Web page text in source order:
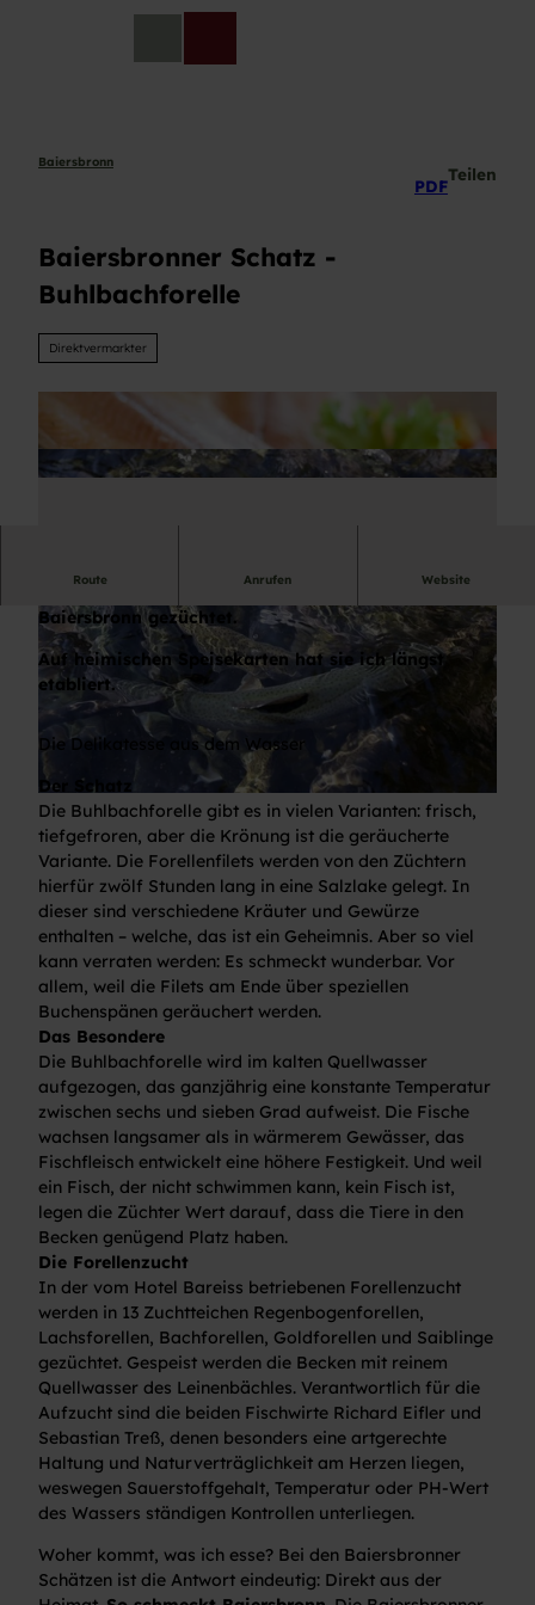
Baiersbronn
PDF
Teilen
Baiersbronner Schatz -
Buhlbachforelle
Direktvermarkter
Route Anrufen Website
Baiersbronn gezüchtet.
Auf heimischen Speisekarten hat sie ich längst
etabliert.
Die Delikatesse aus dem Wasser
Der Schatz
Die Buhlbachforelle gibt es in vielen Varianten: frisch,
tiefgefroren, aber die Krönung ist die geräucherte
Variante. Die Forellenfilets werden von den Züchtern
hierfür zwölf Stunden lang in eine Salzlake gelegt. In
dieser sind verschiedene Kräuter und Gewürze
enthalten – welche, das ist ein Geheimnis. Aber so viel
kann verraten werden: Es schmeckt wunderbar. Vor
allem, weil die Filets am Ende über speziellen
Buchenspänen geräuchert werden.
Das Besondere
Die Buhlbachforelle wird im kalten Quellwasser
aufgezogen, das ganzjährig eine konstante Temperatur
zwischen sechs und sieben Grad aufweist. Die Fische
wachsen langsamer als in wärmerem Gewässer, das
Fischfleisch entwickelt eine höhere Festigkeit. Und weil
ein Fisch, der nicht schwimmen kann, kein Fisch ist,
legen die Züchter Wert darauf, dass die Tiere in den
Becken genügend Platz haben.
Die Forellenzucht
In der vom Hotel Bareiss betriebenen Forellenzucht
werden in 13 Zuchtteichen Regenbogenforellen,
Lachsforellen, Bachforellen, Goldforellen und Saiblinge
gezüchtet. Gespeist werden die Becken mit reinem
Quellwasser des Leinenbächles. Verantwortlich für die
Aufzucht sind die beiden Fischwirte Richard Eifler und
Sebastian Treß, denen besonders eine artgerechte
Haltung und Naturverträglichkeit am Herzen liegen,
weswegen Sauerstoffgehalt, Temperatur oder PH-Wert
des Wassers ständigen Kontrollen unterliegen.
Woher kommt, was ich esse? Bei den Baiersbronner
Schätzen ist die Antwort eindeutig: Direkt aus der